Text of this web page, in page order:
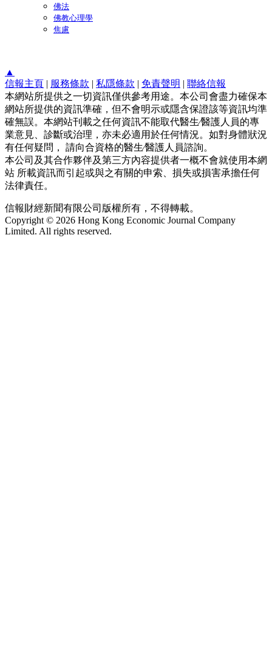
佛法
佛教心理學
焦慮
▲
信報主頁 | 服務條款 | 私隱條款 | 免責聲明 | 聯絡信報
本網站所提供之一切資訊僅供參考用途。本公司會盡力確保本
網站所提供的資訊準確，但不會明示或隱含保證該等資訊均準
確無誤。本網站刊載之任何資訊不能取代醫生∕醫護人員的專
業意見、診斷或治理，亦未必適用於任何情況。如對身體狀況
有任何疑問， 請向合資格的醫生∕醫護人員諮詢。
本公司及其合作夥伴及第三方內容提供者一概不會就使用本網
站 所載資訊而引起或與之有關的申索、損失或損害承擔任何
法律責任。
信報財經新聞有限公司版權所有，不得轉載。
Copyright © 2026 Hong Kong Economic Journal Company
Limited. All rights reserved.